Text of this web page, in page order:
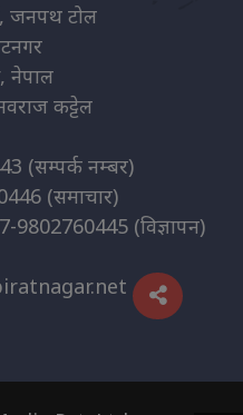
जनपथ टोल
नेपाल
कट्टेल
(सम्पर्क नम्बर)
(समाचार)
9802760445 (विज्ञापन)